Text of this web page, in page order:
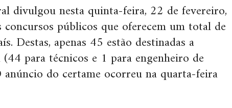
divulgou nesta quinta-feira, 22 de fevereiro,
públicos que oferecem um total de
Destas, apenas 45 estão destinadas a
para técnicos e 1 para engenheiro de
do certame ocorreu na quarta-feira